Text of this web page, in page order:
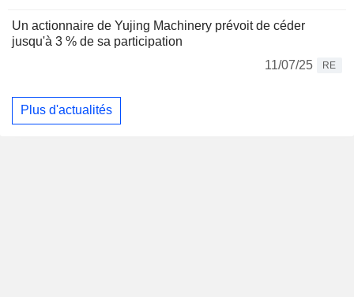
Un actionnaire de Yujing Machinery prévoit de céder
jusqu'à 3 % de sa participation
11/07/25
RE
Plus d'actualités